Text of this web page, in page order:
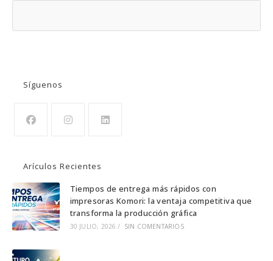
Síguenos
una
nueva
pestaña
una
nueva
pestaña
una
nueva
pestaña
Arículos Recientes
Tiempos de entrega más rápidos con
impresoras Komori: la ventaja competitiva que
transforma la producción gráfica
30 JULIO, 2026 / SIN COMENTARIOS